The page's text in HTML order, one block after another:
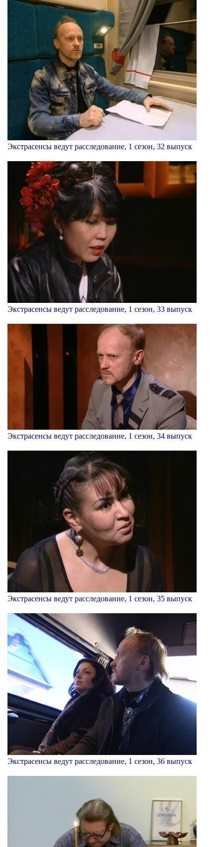
Экстрасенсы ведут расследование, 1 сезон, 32 выпуск
Экстрасенсы ведут расследование, 1 сезон, 33 выпуск
Экстрасенсы ведут расследование, 1 сезон, 34 выпуск
Экстрасенсы ведут расследование, 1 сезон, 35 выпуск
Экстрасенсы ведут расследование, 1 сезон, 36 выпуск